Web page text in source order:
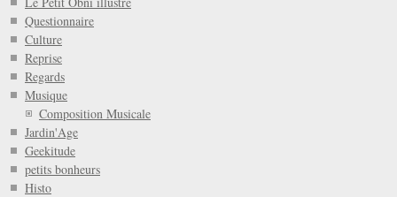
Questionnaire
Culture
Reprise
Regards
Musique
Composition Musicale
Jardin'Age
Geekitude
petits bonheurs
Histo